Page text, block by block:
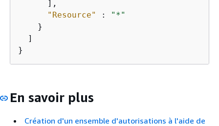
      ],
"Resource"
:
"*"
    }
  ]
}
En savoir plus
Création d'un ensemble d'autorisations à l'aide de